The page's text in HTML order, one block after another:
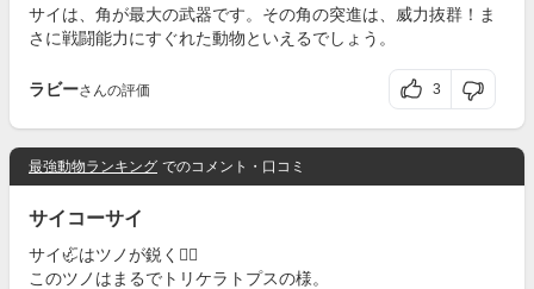
サイは、角が最大の武器です。その角の突進は、威力抜群！ま
さに戦闘能力にすぐれた動物といえるでしょう。
ラビーさんの評価 3
最強動物ランキング でのコメント・口コミ
サイコーサイ
サイ🦏はツノが鋭く👍🏻
このツノはまるでトリケラトプスの様。